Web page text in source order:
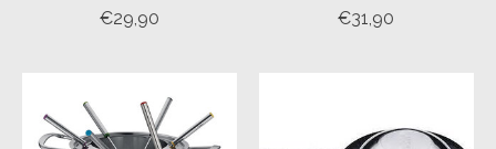
€29,90
€31,90